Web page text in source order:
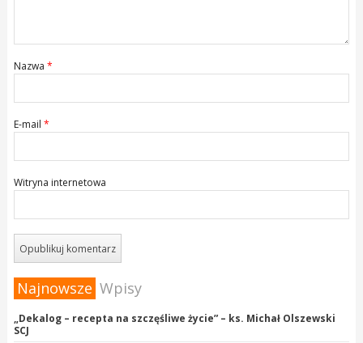
Nazwa *
E-mail *
Witryna internetowa
Najnowsze Wpisy
„Dekalog – recepta na szczęśliwe życie” – ks. Michał Olszewski
SCJ